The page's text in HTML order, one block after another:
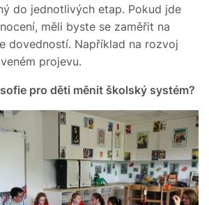
do jednotlivých etap. Pokud jde
měli byste se zaměřit na
dovedností. Například na rozvoj
projevu.
pro děti měnit školský systém?